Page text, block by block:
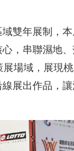
雙年展制，
，串聯濕地
場域，展現
展出作品，